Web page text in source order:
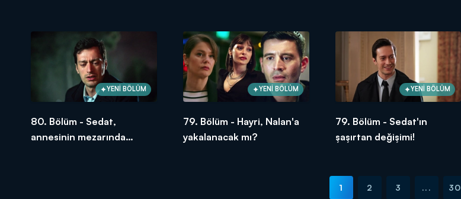
YENİ BÖLÜM
80. Bölüm - Sedat,
annesinin mezarında
YENİ BÖLÜM
79. Bölüm - Hayri, Nalan'a
yakalanacak mı?
YENİ BÖLÜM
79. Bölüm - Sedat'ın
şaşırtan değişimi!
1 2 3 ... 30